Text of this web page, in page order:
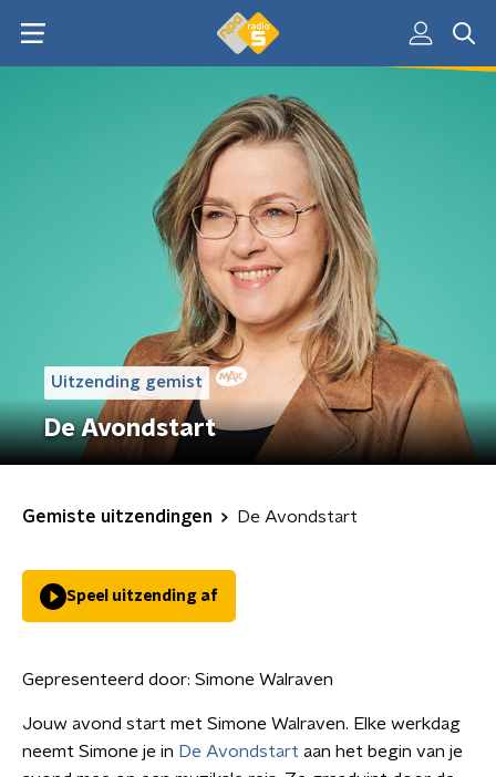
Uitzending gemist
De Avondstart
Gemiste uitzendingen De Avondstart
Speel uitzending af
Gepresenteerd door: Simone Walraven
Jouw avond start met Simone Walraven. Elke werkdag
neemt Simone je in De Avondstart aan het begin van je